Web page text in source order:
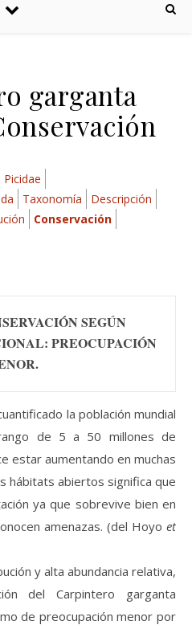
garganta
Picidae
Taxonomía
Descripción
Conservación
SEGÚN
PREOCUPACIÓN
la población mundial
de 5 a 50 millones de
estar aumentando en muchas
hábitats abiertos significa que
ya que sobrevive bien en
amenazas. (del Hoyo et
y alta abundancia relativa,
del Carpintero garganta
de preocupación menor por